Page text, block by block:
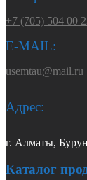
+7 (705) 504 00
E-MAIL:
usemtau@mail.ru
Адрес:
г. Алматы,
Каталог